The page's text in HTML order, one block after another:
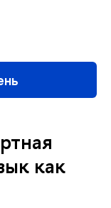
как